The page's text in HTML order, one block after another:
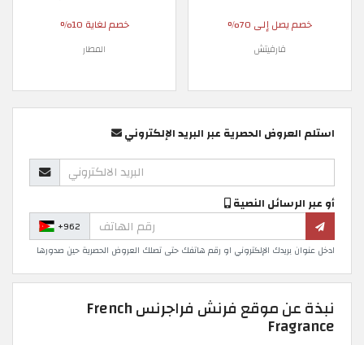
خصم يصل إلى 70%
فارفيتش
خصم لغاية 10%
المطار
استلم العروض الحصرية عبر البريد الإلكتروني
أو عبر الرسائل النصية
+962
ادخل عنوان بريدك الإلكتروني او رقم هاتفك حتى تصلك العروض الحصرية حين صدورها
نبذة عن موقع فرنش فراجرنس French
Fragrance